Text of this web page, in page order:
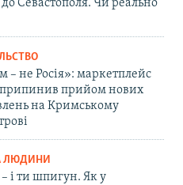
Севастополя. Чи реально
– не Росія»: маркетплейс
припинив прийом нових
на Кримському
ЛЮДИНИ
і ти шпигун. Як у